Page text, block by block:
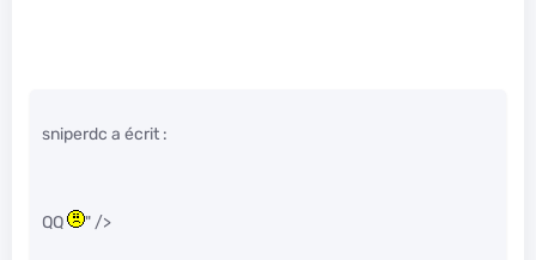
sniperdc a écrit :
QQ " />